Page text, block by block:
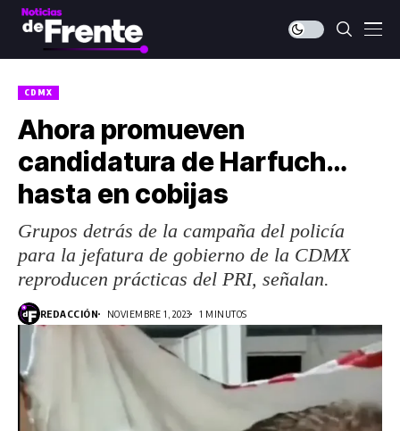
CDMX
Ahora promueven
candidatura de Harfuch…
hasta en cobijas
Grupos detrás de la campaña del policía
para la jefatura de gobierno de la CDMX
reproducen prácticas del PRI, señalan.
REDACCIÓN NOVIEMBRE 1, 2023 1 MINUTOS